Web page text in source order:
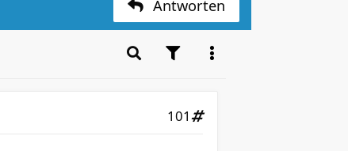
Antworten
101